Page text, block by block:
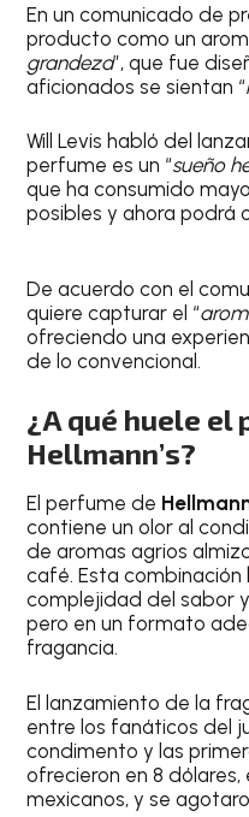
En un comunicado de
producto como un
grandeza”, que fue
aficionados se sientan “
Will Levis habló del
perfume es un “sueño
que ha consumido
posibles y ahora podrá
De acuerdo con el
quiere capturar el “
ofreciendo una
de lo convencional.
¿A qué huele el
Hellmann’s?
El perfume de
contiene un olor al
de aromas agrios
café. Esta combinación
complejidad del sabor
pero en un formato
fragancia.
El lanzamiento de la
entre los fanáticos del
condimento y las
ofrecieron en 8 dólares,
mexicanos, y se